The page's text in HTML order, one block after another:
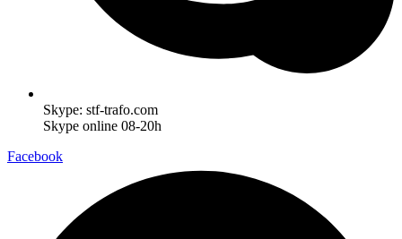
Skype: stf-trafo.com
Skype online 08-20h
Facebook